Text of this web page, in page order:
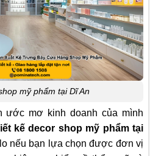
mỹ phẩm tại Dĩ An
ước mơ kinh doanh của mình
kế decor shop mỹ phẩm tại
nếu bạn lựa chọn được đơn vị